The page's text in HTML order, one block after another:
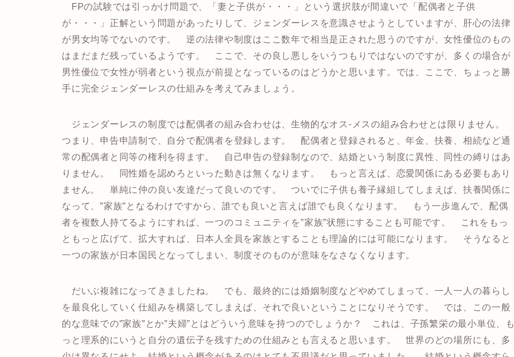
FPの試験では引っかけ問題で、「妻と子供が・・・」という選択肢が間違いで「配偶者と子供
が・・・」正解という問題があったりして、ジェンダーレスを意識させようとしていますが、肝心の法律
が男女均等でないのです。 逆の法律や制度はここ数年で相当是正された思うのですが、女性優位のもの
はまだまだ残っているようです。 ここで、その良し悪しをいうつもりではないのですが、多くの場合が
男性優位で女性が弱者という視点が前提となっているのはどうかと思います。では、ここで、ちょっと勝
手に完全ジェンダーレスの仕組みを考えてみましょう。
ジェンダーレスの制度では配偶者の組み合わせは、生物的なオス-メスの組み合わせとは限りません。
つまり、申告申請制で、自分で配偶者を登録します。 配偶者と登録されると、年金、扶養、相続など通
常の配偶者と同等の権利を得ます。 自己申告の登録制なので、結婚という制度に異性、同性の縛りはあ
りません。 同性婚を認めろといった動きは無くなります。 もっと言えば、恋愛関係にある必要もあり
ません。 単純に仲の良い友達だって良いのです。 ついでに子供も養子縁組してしまえば、扶養関係に
なって、”家族”となるわけですから、誰でも良いと言えば誰でも良くなります。 もう一歩進んで、配偶
者を複数人持てるようにすれば、一つのコミュニティを”家族”状態にすることも可能です。 これをもっ
ともっと広げて、拡大すれば、日本人全員を家族とすることも理論的には可能になります。 そうなると
一つの家族が日本国民となってしまい、制度そのものが意味をなさなくなります。
だいぶ複雑になってきましたね。 でも、最終的には婚姻制度などやめてしまって、一人一人の暮らし
を最良化していく仕組みを構築してしまえば、それで良いということになりそうです。 では、この一般
的な意味での”家族”とか”夫婦”とはどういう意味を持つのでしょうか？ これは、子孫繁栄の最小単位、も
っと理系的にいうと自分の遺伝子を残すための仕組みとも言えると思います。 世界のどの場所にも、多